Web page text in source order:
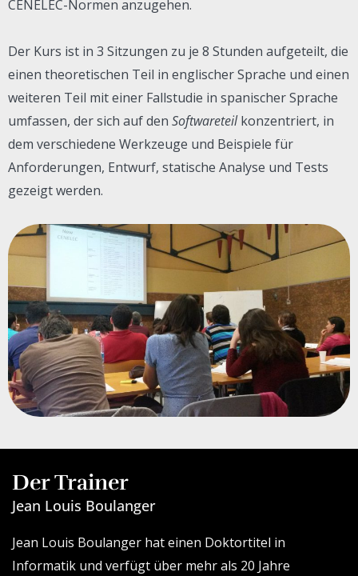
CENELEC-Normen anzugehen.
Der Kurs ist in 3 Sitzungen zu je 8 Stunden aufgeteilt, die
einen theoretischen Teil in englischer Sprache und einen
weiteren Teil mit einer Fallstudie in spanischer Sprache
umfassen, der sich auf den Softwareteilkonzentriert, in
dem verschiedene Werkzeuge und Beispiele für
Anforderungen, Entwurf, statische Analyse und Tests
gezeigt werden.
Der Trainer
Jean Louis Boulanger
Jean Louis Boulanger hat einen Doktortitel in
Informatik und verfügt über mehr als 20 Jahre